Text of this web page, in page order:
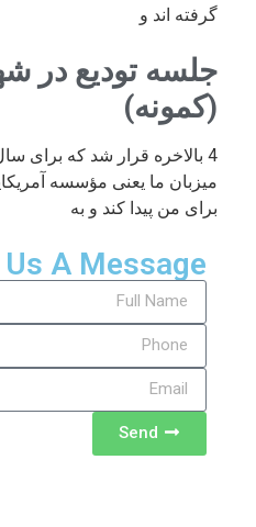
گرفته اند و
جلسه تودیع در
(کمونه)
4 بالاخره قرار شد که برای
میزبان ما یعنی مؤسسه
برای من پیدا کند و به
A Message
Send